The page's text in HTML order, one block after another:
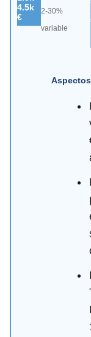
4.5k
€
2-30%
variable